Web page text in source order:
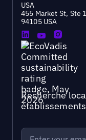
USA
455 Market St, Ste
94105 USA
Recherche